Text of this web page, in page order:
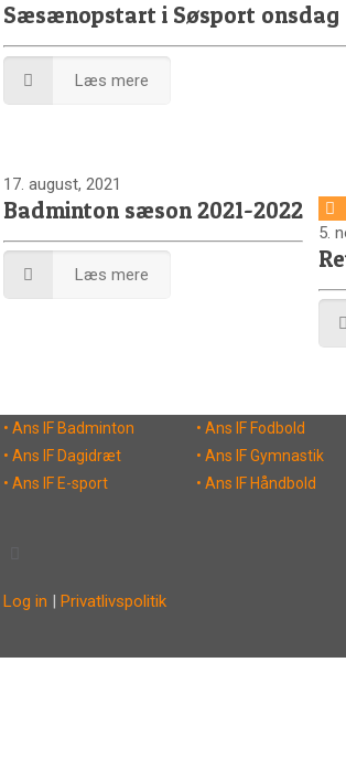
Sæsænopstart i Søsport onsdag
Læs mere
17. august, 2021
Badminton sæson 2021-2022
Læs mere
5.
• Ans IF Badminton
• Ans IF Dagidræt
• Ans IF E-sport
• Ans IF Fodbold
• Ans IF Gymnastik
• Ans IF Håndbold
Log in | Privatlivspolitik